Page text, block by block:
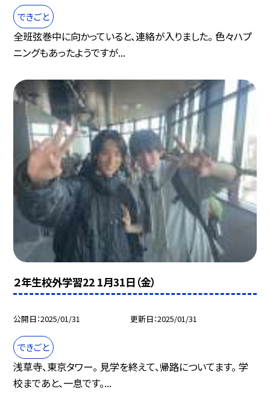
できごと
全班弦巻中に向かっていると、連絡が入りました。 色々ハプ
ニングもあったようですが...
２年生校外学習22 1月31日（金）
公開日 2025/01/31 更新日 2025/01/31
できごと
浅草寺、東京タワー。 見学を終えて、帰路についてます。 学
校まであと、一息です。...